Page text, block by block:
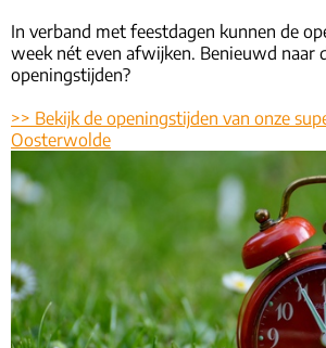
In verband met feestdagen kunnen de
week nét even afwijken. Benieuwd naar
openingstijden?
>> Bekijk de openingstijden van onze
Oosterwolde